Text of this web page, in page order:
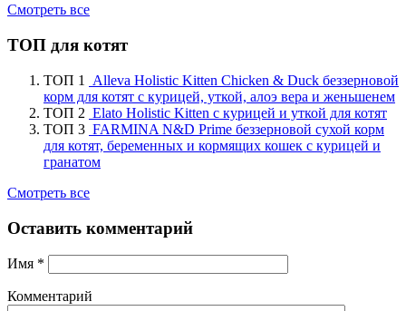
Смотреть все
ТОП для котят
ТОП 1
Alleva Holistic Kitten Chicken & Duck беззерновой
корм для котят с курицей, уткой, алоэ вера и женьшенем
ТОП 2 Elato Holistic Kitten с курицей и уткой для котят
ТОП 3 FARMINA N&D Prime беззерновой сухой корм
для котят, беременных и кормящих кошек с курицей и
гранатом
Смотреть все
Оставить комментарий
Имя *
Комментарий